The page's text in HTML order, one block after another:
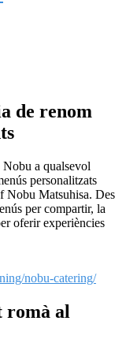
de renom
Nobu a qualsevol
personalitzats
Nobu Matsuhisa. Des
per compartir, la
oferir experiències
nobu-catering/
romà al